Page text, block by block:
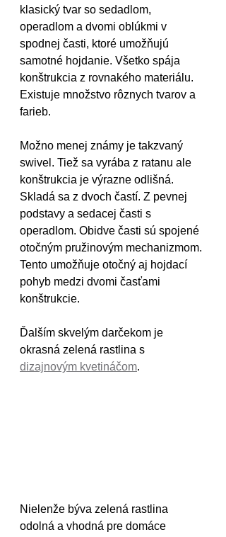
klasický tvar so sedadlom,
operadlom a dvomi oblúkmi v
spodnej časti, ktoré umožňujú
samotné hojdanie. Všetko spája
konštrukcia z rovnakého materiálu.
Existuje množstvo rôznych tvarov a
farieb.
Možno menej známy je takzvaný
swivel. Tiež sa vyrába z ratanu ale
konštrukcia je výrazne odlišná.
Skladá sa z dvoch častí. Z pevnej
podstavy a sedacej časti s
operadlom. Obidve časti sú spojené
otočným pružinovým mechanizmom.
Tento umožňuje otočný aj hojdací
pohyb medzi dvomi časťami
konštrukcie.
Ďalším skvelým darčekom je
okrasná zelená rastlina s
dizajnovým kvetináčom.
Nielenže býva zelená rastlina
odolná a vhodná pre domáce